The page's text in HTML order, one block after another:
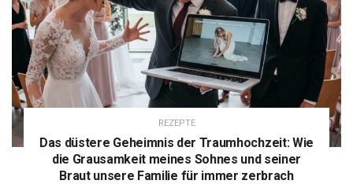
REZEPTE
Das düstere Geheimnis der Traumhochzeit: Wie
die Grausamkeit meines Sohnes und seiner
Braut unsere Familie für immer zerbrach